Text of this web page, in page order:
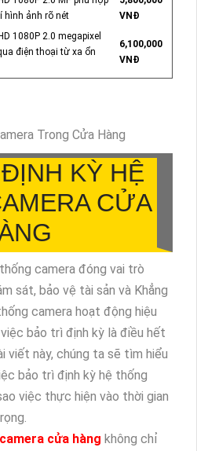
hình ảnh rõ nét
VNĐ
1080P 2.0 megapixel
điện thoại từ xa ổn
6,100,000
VNĐ
KỲ HỆ
CỬA
camera đóng vai trò
sát, bảo vệ tài sản và Khẳng
camera hoạt động hiệu
bảo trì định kỳ là điều hết
viết này, chúng ta sẽ tìm hiểu
bảo trì định kỳ hệ thống
việc thực hiện vào thời gian
camera cửa hàng không chỉ